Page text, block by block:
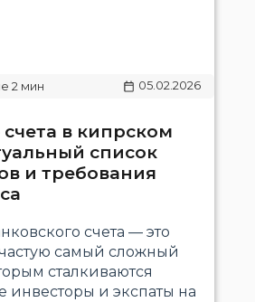
05.02.2026
в кипрском
список
и требования
счета — это
самый сложный
сталкиваются
инвесторы и экспаты на